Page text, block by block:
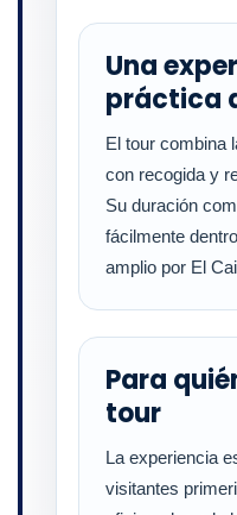
Una
práctica
El tour combina
con recogida y
Su duración
fácilmente
amplio por El
Para
tour
La experiencia
visitantes